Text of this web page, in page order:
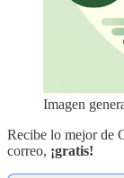
Imagen
Recibe lo mejor de
correo, ¡gratis!